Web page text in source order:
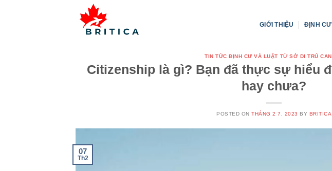
GIỚI THIỆU ĐỊNH
TIN TỨC ĐỊNH CƯ VÀ LUẬT TỪ SỞ DI TRÚ
Citizenship là gì? Bạn đã thực sự hiểu
hay chưa?
POSTED ONTHÁNG 2 7, 2023 BY BRITICA
07
Th2